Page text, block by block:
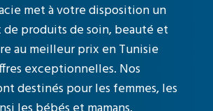
met à votre disposition un
de produits de soin, beauté et
au meilleur prix en Tunisie
exceptionnelles. Nos
destinés pour les femmes, les